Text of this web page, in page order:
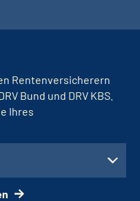
Rentenversicherern
Bund und DRV KBS.
Ihres